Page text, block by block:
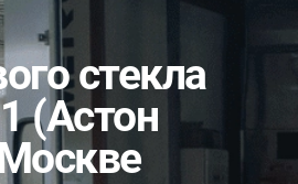
стекла
(Астон